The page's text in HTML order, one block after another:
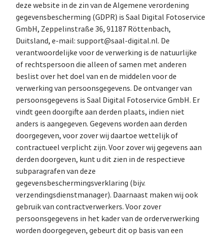
deze website in de zin van de Algemene verordening
gegevensbescherming (GDPR) is Saal Digital Fotoservice
GmbH, Zeppelinstraße 36, 91187 Röttenbach,
Duitsland, e-mail: support@saal-digital.nl. De
verantwoordelijke voor de verwerking is de natuurlijke
of rechtspersoon die alleen of samen met anderen
beslist over het doel van en de middelen voor de
verwerking van persoonsgegevens. De ontvanger van
persoonsgegevens is Saal Digital Fotoservice GmbH. Er
vindt geen doorgifte aan derden plaats, indien niet
anders is aangegeven. Gegevens worden aan derden
doorgegeven, voor zover wij daartoe wettelijk of
contractueel verplicht zijn. Voor zover wij gegevens aan
derden doorgeven, kunt u dit zien in de respectieve
subparagrafen van deze
gegevensbeschermingsverklaring (bijv.
verzendingsdienstmanager). Daarnaast maken wij ook
gebruik van contractverwerkers. Voor zover
persoonsgegevens in het kader van de orderverwerking
worden doorgegeven, gebeurt dit op basis van een